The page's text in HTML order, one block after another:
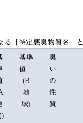
る「特定悪臭物質名」
)
基準
値
(B
地
域)
臭
い
の
性
質